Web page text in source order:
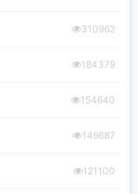
310962
184379
154640
149687
121100